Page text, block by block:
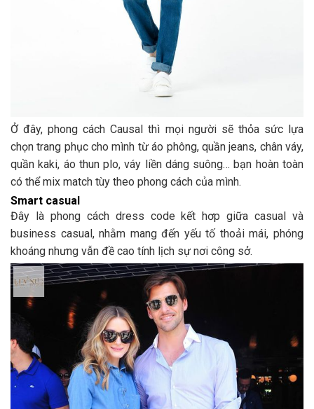
Ở đây, phong cách Causal thì mọi người sẽ thỏa sức lựa
chọn trang phục cho mình từ áo phông, quần jeans, chân váy,
quần kaki, áo thun plo, váy liền dáng suông… bạn hoàn toàn
có thể mix match tùy theo phong cách của mình.
Smart casual
Đây là phong cách dress code kết hơp giữa casual và
business casual, nhằm mang đến yếu tố thoải mái, phóng
khoáng nhưng vẫn đề cao tính lịch sự nơi công sở.